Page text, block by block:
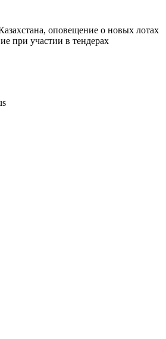
оповещение о новых лотах
при участии в тендерах